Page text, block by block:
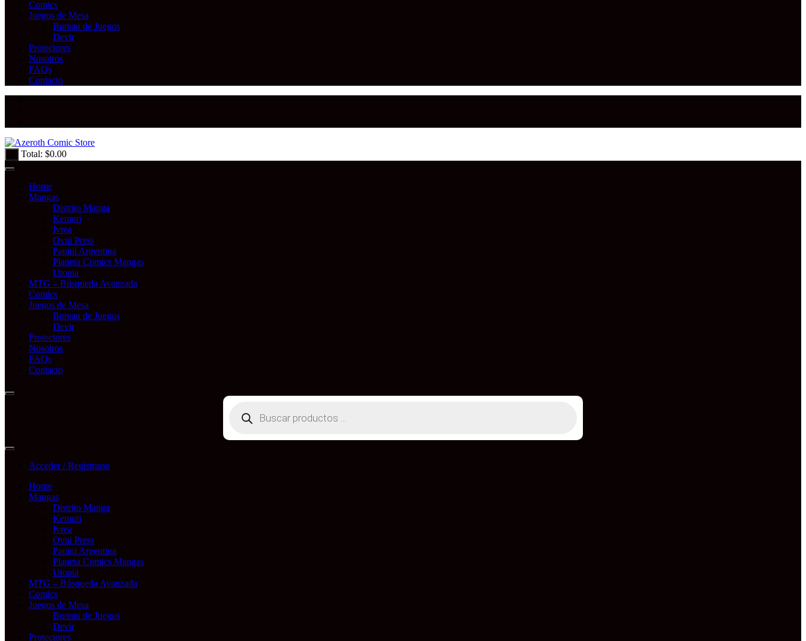
Comics
Juegos de Mesa
Bureau de Juegos
Devir
Protectores
Nosotros
FAQs
Contacto
Total: $0.00
Home
Mangas
Distrito Manga
Kemuri
Ivrea
Ovni Press
Panini Argentina
Planeta Comics Mangas
Utopia
MTG – Búsqueda Avanzada
Comics
Juegos de Mesa
Bureau de Juegos
Devir
Protectores
Nosotros
FAQs
Contacto
productos
Acceder / Registrarse
Home
Mangas
Distrito Manga
Kemuri
Ivrea
Ovni Press
Panini Argentina
Planeta Comics Mangas
Utopia
MTG – Búsqueda Avanzada
Comics
Juegos de Mesa
Bureau de Juegos
Devir
Protectores